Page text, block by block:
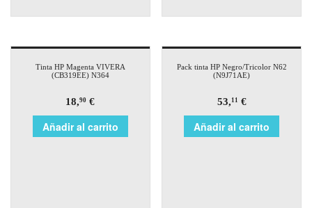
Tinta HP Magenta VIVERA
(CB319EE) N364
18,90 €
Añadir al carrito
Pack tinta HP Negro/Tricolor N62
(N9J71AE)
53,11 €
Añadir al carrito